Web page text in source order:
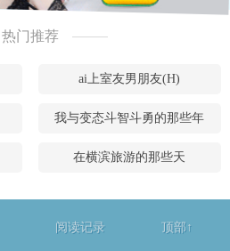
热门推荐
ai上室友男朋友(H)
我与变态斗智斗勇的那些年
在横滨旅游的那些天
阅读记录 顶部↑